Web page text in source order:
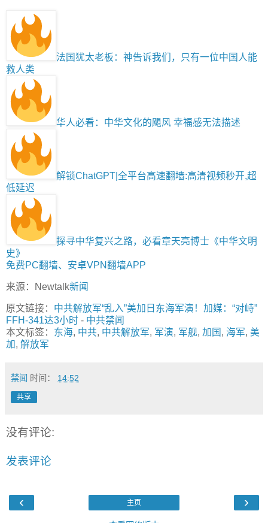
法国犹太老板：神告诉我们，只有一位中国人能
救人类
华人必看：中华文化的飓风 幸福感无法描述
解锁ChatGPT|全平台高速翻墙:高清视频秒开,超
低延迟
探寻中华复兴之路，必看章天亮博士《中华文明
史》
免费PC翻墙、安卓VPN翻墙APP
来源：Newtalk新闻
原文链接： 中共解放军“乱入”美加日东海军演！加媒：“对峙”
FFH-341达3小时 - 中共禁闻
本文标签： 东海, 中共, 中共解放军, 军演, 军舰, 加国 , 海军, 美
加, 解放军
禁闻 时间： 14:52
共享
没有评论:
发表评论
‹ ›
主页